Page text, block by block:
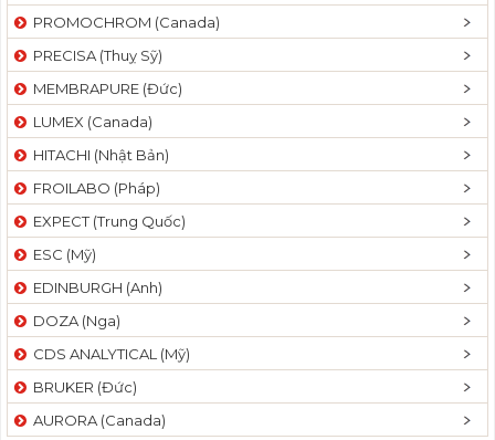
PROMOCHROM (Canada)
PRECISA (Thuỵ Sỹ)
MEMBRAPURE (Đức)
LUMEX (Canada)
HITACHI (Nhật Bản)
FROILABO (Pháp)
EXPECT (Trung Quốc)
ESC (Mỹ)
EDINBURGH (Anh)
DOZA (Nga)
CDS ANALYTICAL (Mỹ)
BRUKER (Đức)
AURORA (Canada)